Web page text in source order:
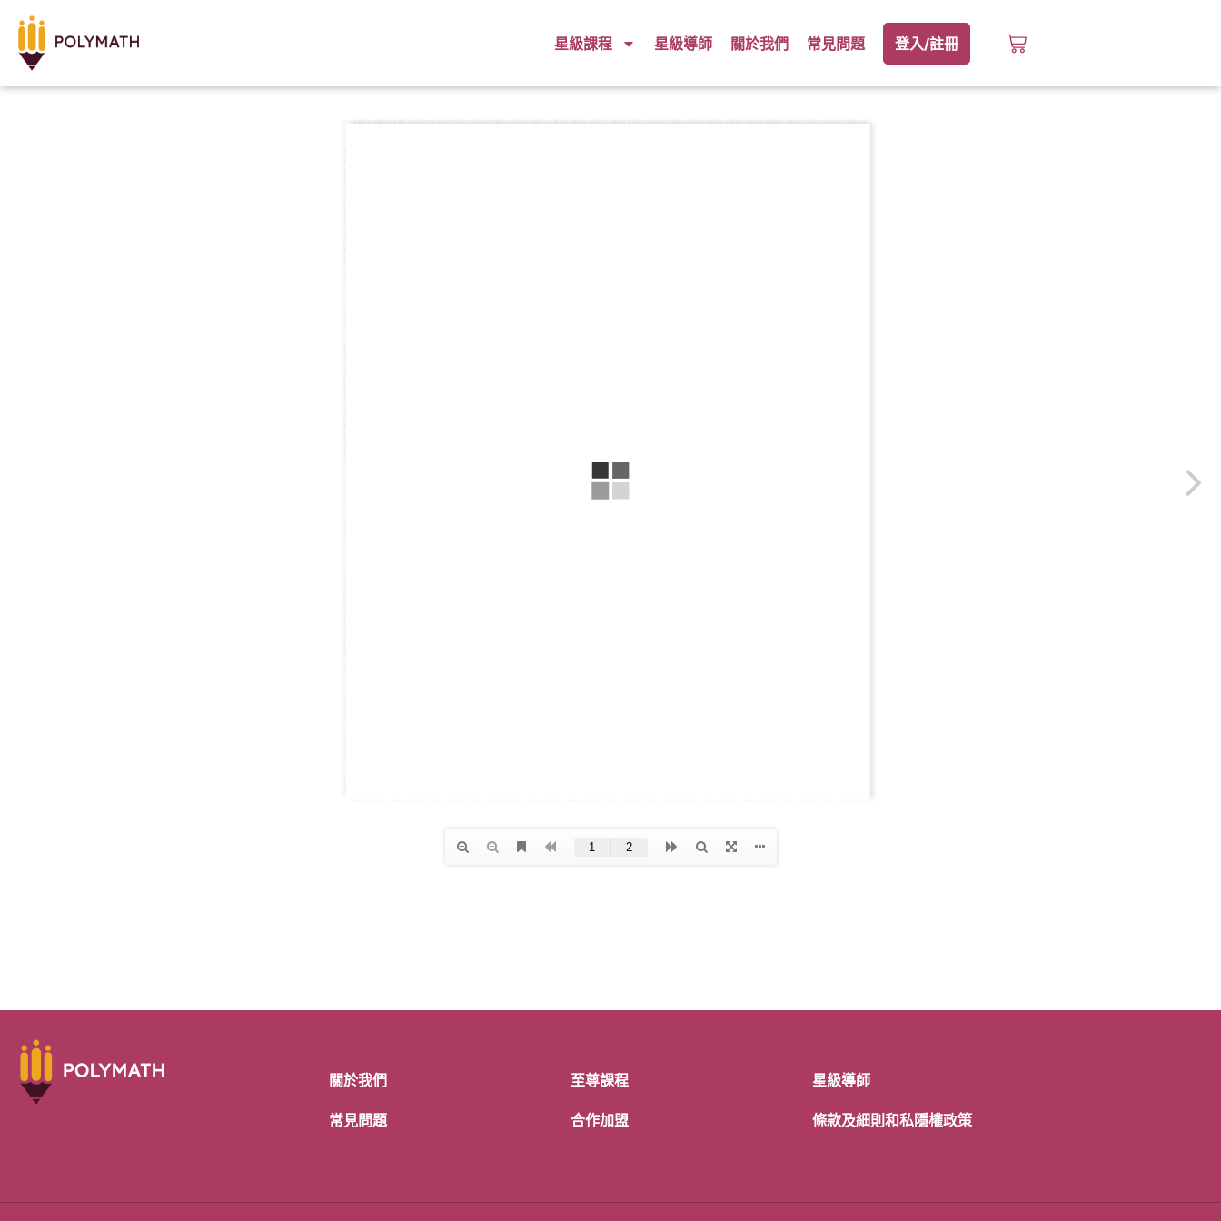
星級課程 星級導師 關於我們 常見問題 登入/註冊
關於我們
常見問題
至尊課程
合作加盟
星級導師
條款及細則和私隱權政策